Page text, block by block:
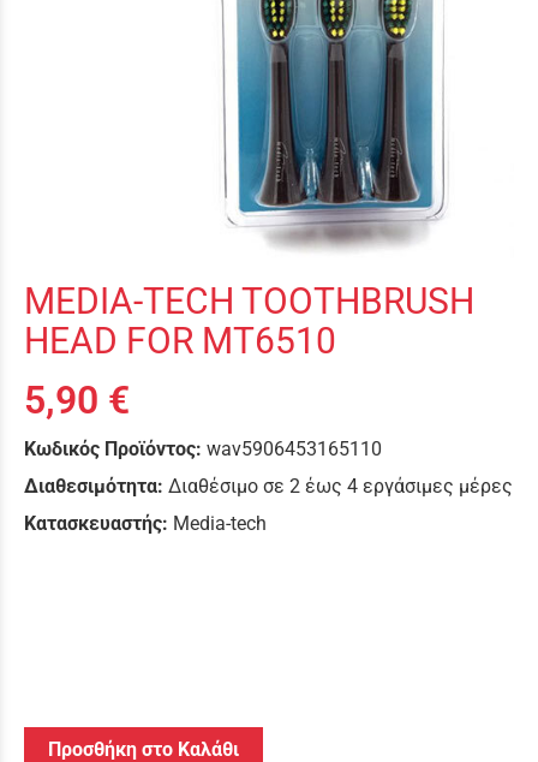
MEDIA-TECH TOOTHBRUSH
HEAD FOR MT6510
5,90 €
Κωδικός Προϊόντος: wav5906453165110
Διαθεσιμότητα: Διαθέσιμο σε 2 έως 4 εργάσιμες μέρες
Κατασκευαστής: Media-tech
Προσθήκη στο Καλάθι